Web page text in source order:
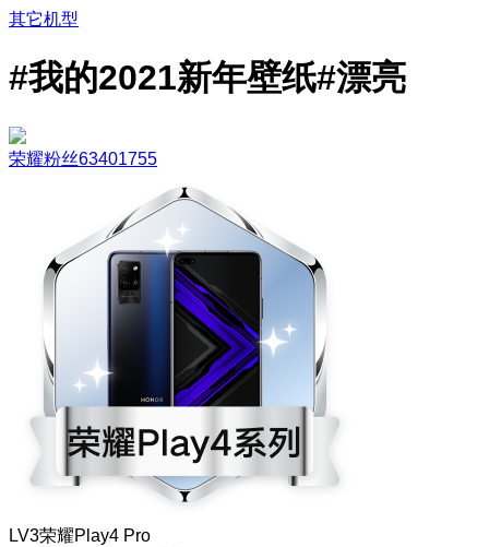
其它机型
#我的2021新年壁纸#漂亮
荣耀粉丝63401755
LV3荣耀Play4 Pro